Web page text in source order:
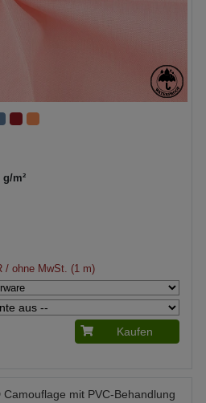
g/m²
/ ohne MwSt. (1 m)
Kaufen
mit PVC-Behandlung